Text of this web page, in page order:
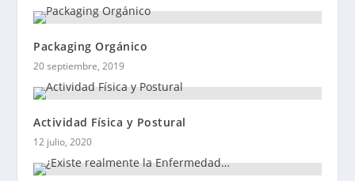
Packaging Orgánico
20 septiembre, 2019
Actividad Física y Postural
12 julio, 2020